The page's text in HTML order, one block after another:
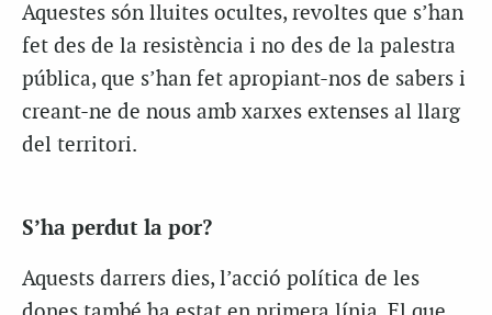
Aquestes són lluites ocultes, revoltes que s’han
fet des de la resistència i no des de la palestra
pública, que s’han fet apropiant-nos de sabers i
creant-ne de nous amb xarxes extenses al llarg
del territori.
S’ha perdut la por?
Aquests darrers dies, l’acció política de les